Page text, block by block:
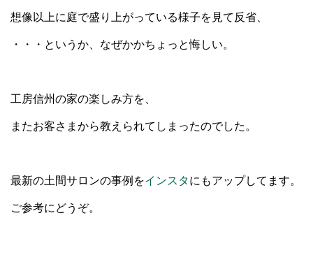
想像以上に庭で盛り上がっている様子を見て反省、
・・・というか、なぜかかちょっと悔しい。
工房信州の家の楽しみ方を、
またお客さまから教えられてしまったのでした。
最新の土間サロンの事例をインスタにもアップしてます。
ご参考にどうぞ。